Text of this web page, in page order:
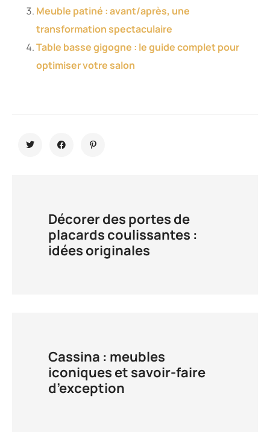
Meuble patiné : avant/après, une
transformation spectaculaire
Table basse gigogne : le guide complet pour
optimiser votre salon
Décorer des portes de
placards coulissantes :
idées originales
Cassina : meubles
iconiques et savoir-faire
d’exception